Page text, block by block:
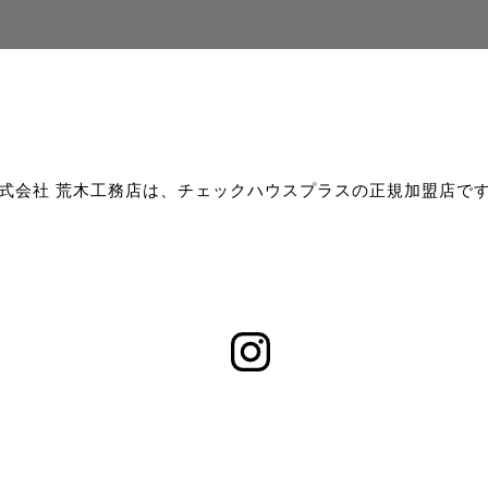
会社 荒木工務店は、チェックハウスプラスの正規加盟店で